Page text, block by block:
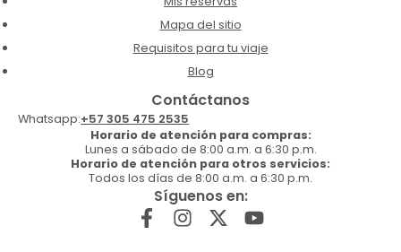
Mapa del sitio
Requisitos para tu viaje
Blog
Contáctanos
Whatsapp:+57 305 475 2535
Horario de atención para compras:
Lunes a sábado de 8:00 a.m. a 6:30 p.m.
Horario de atención para otros servicios:
Todos los días de 8:00 a.m. a 6:30 p.m.
Síguenos en: